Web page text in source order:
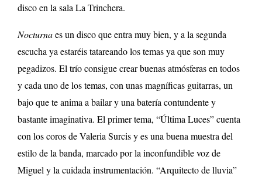
disco en la sala La Trinchera.
Nocturnaes un disco que entra muy bien, y a la segunda
escucha ya estaréis tatareando los temas ya que son muy
pegadizos. El trío consigue crear buenas atmósferas en todos
y cada uno de los temas, con unas magníficas guitarras, un
bajo que te anima a bailar y una batería contundente y
bastante imaginativa. El primer tema, “Última Luces” cuenta
con los coros de Valeria Surcis y es una buena muestra del
estilo de la banda, marcado por la inconfundible voz de
Miguel y la cuidada instrumentación. “Arquitecto de lluvia”